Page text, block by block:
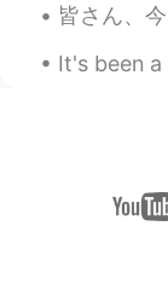
皆さん、今日もお疲れ様でした！ 今日は尺八の演奏
It's been a long time my